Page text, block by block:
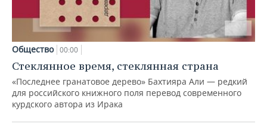
Общество 00:00
Стеклянное время, стеклянная страна
«Последнее гранатовое дерево» Бахтияра Али — редкий
для российского книжного поля перевод современного
курдского автора из Ирака